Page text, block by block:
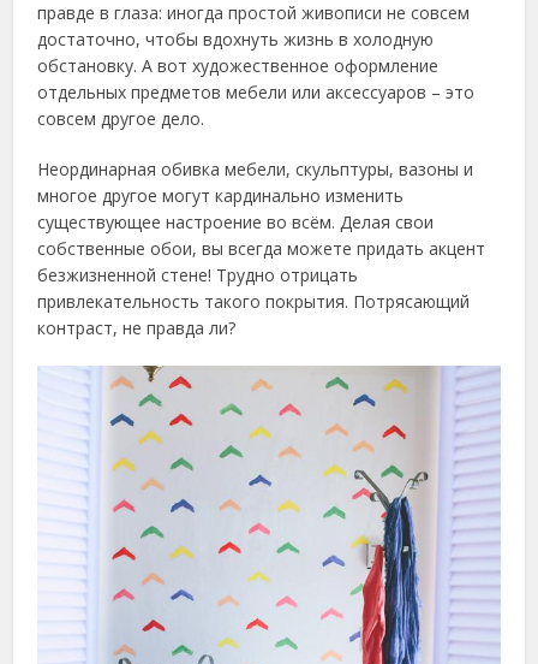
правде в глаза: иногда простой живописи не совсем
достаточно, чтобы вдохнуть жизнь в холодную
обстановку. А вот художественное оформление
отдельных предметов мебели или аксессуаров – это
совсем другое дело.
Неординарная обивка мебели, скульптуры, вазоны и
многое другое могут кардинально изменить
существующее настроение во всём. Делая свои
собственные обои, вы всегда можете придать акцент
безжизненной стене! Трудно отрицать
привлекательность такого покрытия. Потрясающий
контраст, не правда ли?